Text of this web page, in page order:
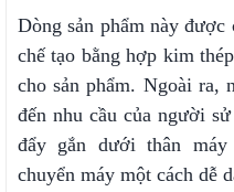
Dòng sản phẩm này
chế tạo bằng hợp kim
cho sản phẩm. Ngoài ra,
đến nhu cầu của người
đẩy gắn dưới thân
chuyển máy một cách dễ